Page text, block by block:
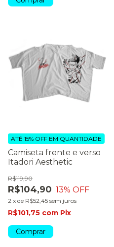
Camiseta frente e verso
Itadori Aesthetic
R$104,90
R$119,90
13% OFF
2 x de R$52,45 sem juros
ATÉ 15% OFF EM QUANTIDADE
R$101,75 com Pix
Comprar